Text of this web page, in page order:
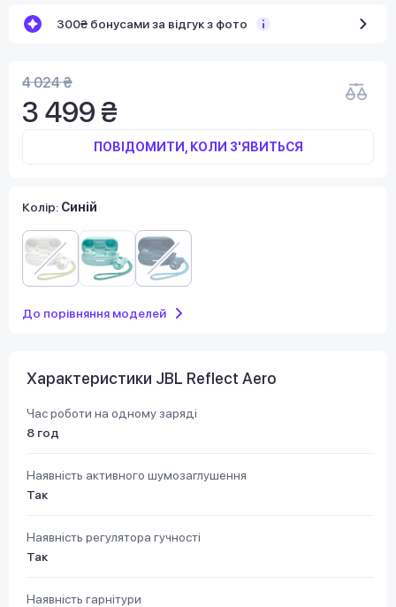
300₴ бонусами за відгук з фото
4 024 ₴
3 499 ₴
ПОВІДОМИТИ, КОЛИ З'ЯВИТЬСЯ
Колір: Синій
До порівняння моделей
Характеристики JBL Reflect Aero
Час роботи на одному заряді
8 год
Наявність активного шумозаглушення
Так
Наявність регулятора гучності
Так
Наявність гарнітури